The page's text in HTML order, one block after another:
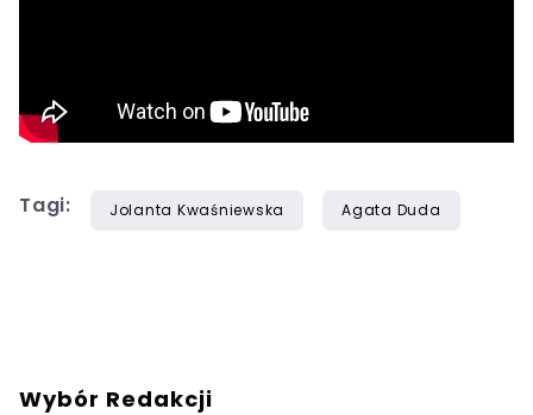
Tagi: Jolanta Kwaśniewska Agata Duda
Wybór Redakcji